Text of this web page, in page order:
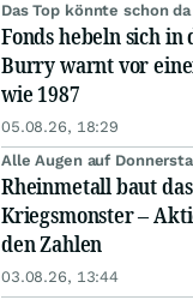
Das Top könnte schon
Fonds hebeln sich in
Burry warnt vor
wie 1987
05.08.26, 18:29
Alle Augen auf
Rheinmetall baut
Kriegsmonster –
den Zahlen
03.08.26, 13:44